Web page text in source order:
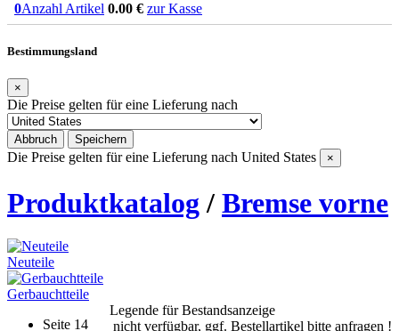
0Anzahl Artikel 0.00 € zur Kasse
Bestimmungsland
×
Die Preise gelten für eine Lieferung nach
Abbruch Speichern
Die Preise gelten für eine Lieferung nach United States ×
Produktkatalog / Bremse vorne
Neuteile
Gerbauchtteile
Legende für Bestandsanzeige
nicht verfügbar, ggf. Bestellartikel bitte anfragen !
Seite 14